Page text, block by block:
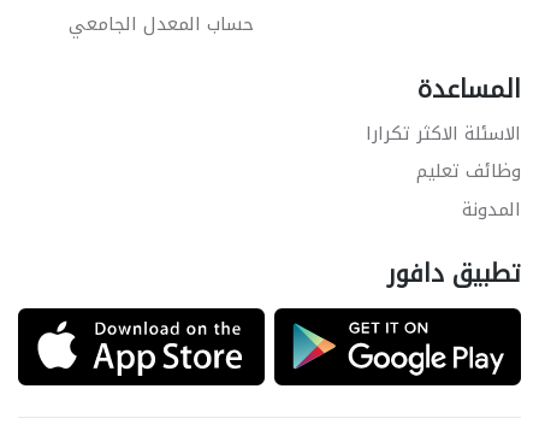
حساب المعدل الجامعي
المساعدة
الاسئلة الاكثر تكرارا
وظائف تعليم
المدونة
تطبيق دافور